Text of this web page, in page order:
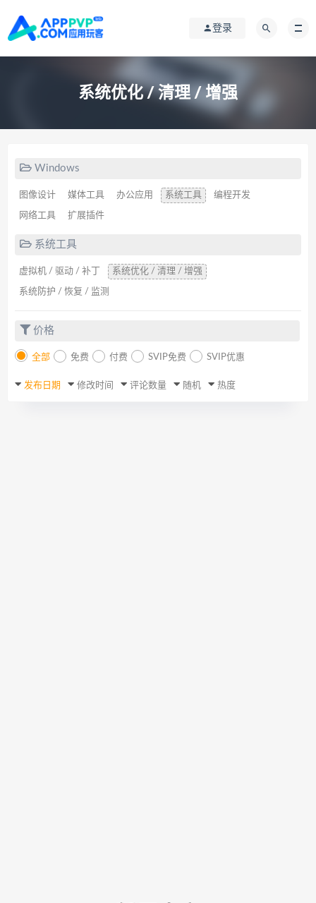
登录
系统优化 / 清理 / 增强
Windows
图像设计 媒体工具 办公应用 系统工具 编程开发
网络工具 扩展插件
系统工具
虚拟机 / 驱动 / 补丁 系统优化 / 清理 / 增强
系统防护 / 恢复 / 监测
价格
全部 免费 付费 SVIP免费 SVIP优惠
发布日期 修改时间 评论数量 随机 热度